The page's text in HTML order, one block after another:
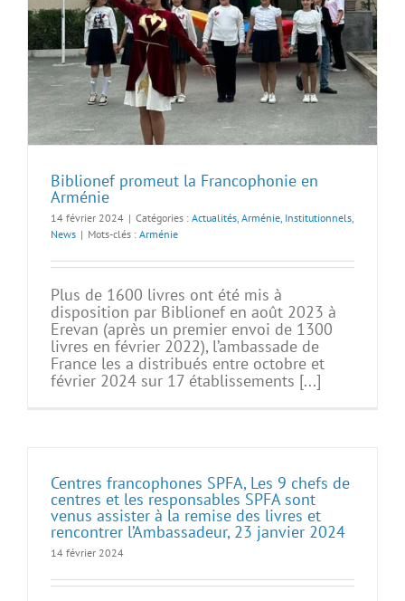
Biblionef promeut la Francophonie en
Arménie
14 février 2024 | Catégories : Actualités, Arménie, Institutionnels,
News | Mots-clés : Arménie
Plus de 1600 livres ont été mis à
disposition par Biblionef en août 2023 à
Erevan (après un premier envoi de 1300
livres en février 2022), l’ambassade de
France les a distribués entre octobre et
février 2024 sur 17 établissements [...]
Centres francophones SPFA, Les 9 chefs de
centres et les responsables SPFA sont
venus assister à la remise des livres et
rencontrer l’Ambassadeur, 23 janvier 2024
14 février 2024